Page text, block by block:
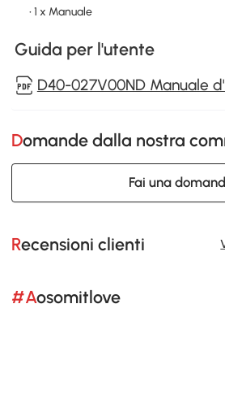
• 1 x Manuale
Guida per l'utente
D40-027V00ND Manuale
Domande dalla nostra
Fai una
Recensioni clienti
#Aosomitlove